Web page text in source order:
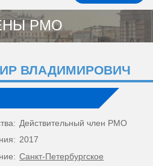
РМО
ВЛАДИМИРОВИЧ
Действительный член РМО
2017
Санкт-Петербургское